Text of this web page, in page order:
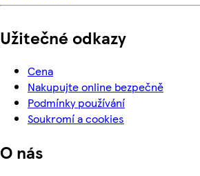
Užitečné odkazy
Cena
Nakupujte online bezpečně
Podmínky používání
Soukromí a cookies
O nás